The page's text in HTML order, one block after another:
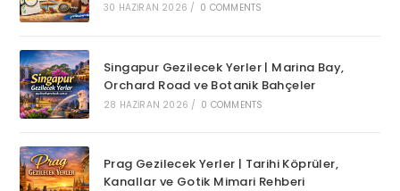
30 HAZIRAN 2026 / 0 COMMENTS
Singapur Gezilecek Yerler | Marina Bay,
Orchard Road ve Botanik Bahçeler
28 HAZIRAN 2026 / 0 COMMENTS
Prag Gezilecek Yerler | Tarihi Köprüler,
Kanallar ve Gotik Mimari Rehberi